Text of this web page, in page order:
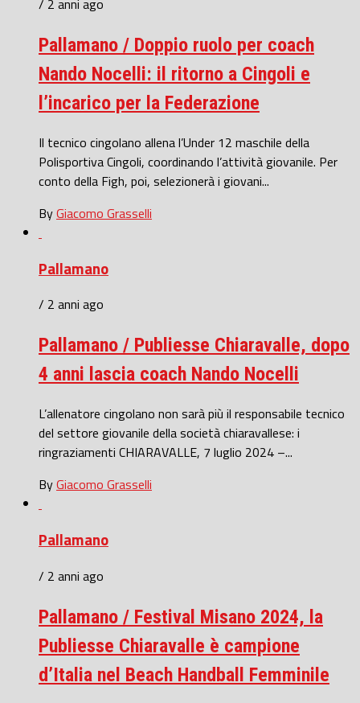
/ 2 anni ago
Pallamano / Doppio ruolo per coach
Nando Nocelli: il ritorno a Cingoli e
l’incarico per la Federazione
Il tecnico cingolano allena l’Under 12 maschile della
Polisportiva Cingoli, coordinando l’attività giovanile. Per
conto della Figh, poi, selezionerà i giovani...
ByGiacomo Grasselli
Pallamano
/ 2 anni ago
Pallamano / Publiesse Chiaravalle, dopo
4 anni lascia coach Nando Nocelli
L’allenatore cingolano non sarà più il responsabile tecnico
del settore giovanile della società chiaravallese: i
ringraziamenti CHIARAVALLE, 7 luglio 2024 –...
ByGiacomo Grasselli
Pallamano
/ 2 anni ago
Pallamano / Festival Misano 2024, la
Publiesse Chiaravalle è campione
d’Italia nel Beach Handball Femminile